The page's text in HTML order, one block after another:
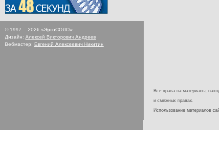
© 1997— 2026 «ЭргоСОЛО»
Дизайн: Алексей Викторович Андреев
Вебмастер: Евгений Алексеевич Никитин
Все права на материалы,
и смежных правах.
Использование материалов